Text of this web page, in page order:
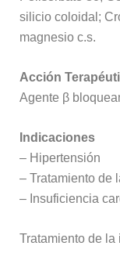
silicio coloidal;
magnesio c.s.
Acción
Agente β
Indicaciones
– Hipertensión
– Tratamiento de
– Insuficiencia
Tratamiento de